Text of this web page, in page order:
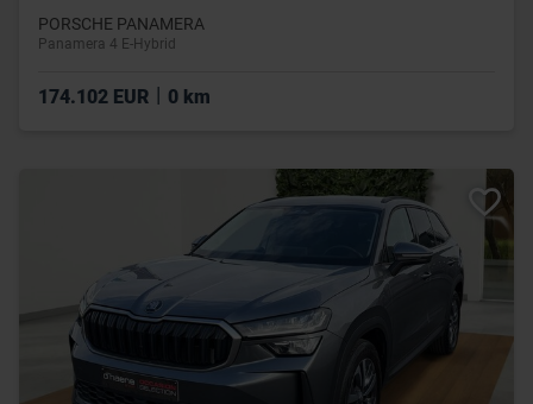
PORSCHE PANAMERA
Panamera 4 E-Hybrid
174.102 EUR 0 km